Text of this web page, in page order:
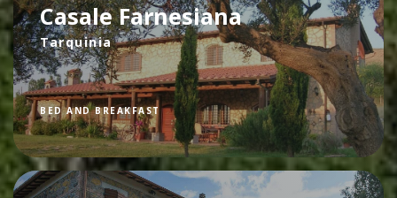
Casale Farnesiana
Tarquinia
BED AND BREAKFAST